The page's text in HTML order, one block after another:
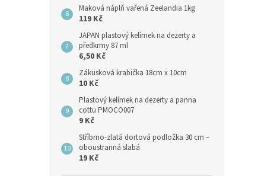
Maková náplň vařená Zeelandia 1kg
119 Kč
JAPAN plastový kelímek na dezerty a
předkrmy 87 ml
6,50 Kč
Zákusková krabička 18cm x 10cm
10 Kč
Plastový kelímek na dezerty a panna
cottu PMOCO007
9 Kč
Stříbrno-zlatá dortová podložka 30 cm –
oboustranná slabá
19 Kč